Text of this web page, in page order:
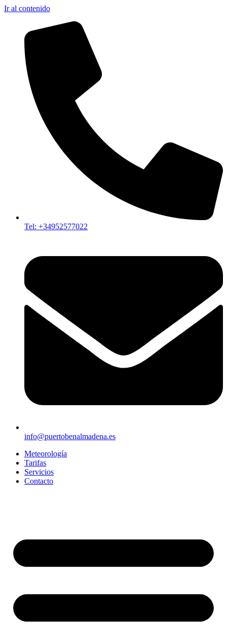
Ir al contenido
Tel: +34952577022
info@puertobenalmadena.es
Meteorología
Tarifas
Servicios
Contacto